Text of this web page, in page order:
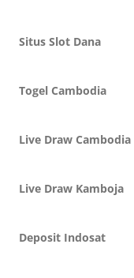
Situs Slot Dana
Togel Cambodia
Live Draw Cambodia
Live Draw Kamboja
Deposit Indosat